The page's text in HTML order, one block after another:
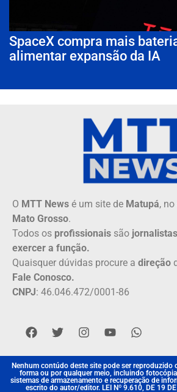
SpaceX compra mais
alimentar expansão da IA
O MTT News é um site de Matupá,
Mato Grosso.
Todos os profissionais são jornalistas
exercer a função.
Quaisquer dúvidas procure a direção
Fale Conosco.
CNPJ: 46.046.472/0001-86
Nenhum contúdo deste site pode ser reproduzido
forma ou por qualquer meio, incluindo
sistemas de armazenamento e recuperação de
escrito do autor/editor. LEI Nº 9.610, DE 19